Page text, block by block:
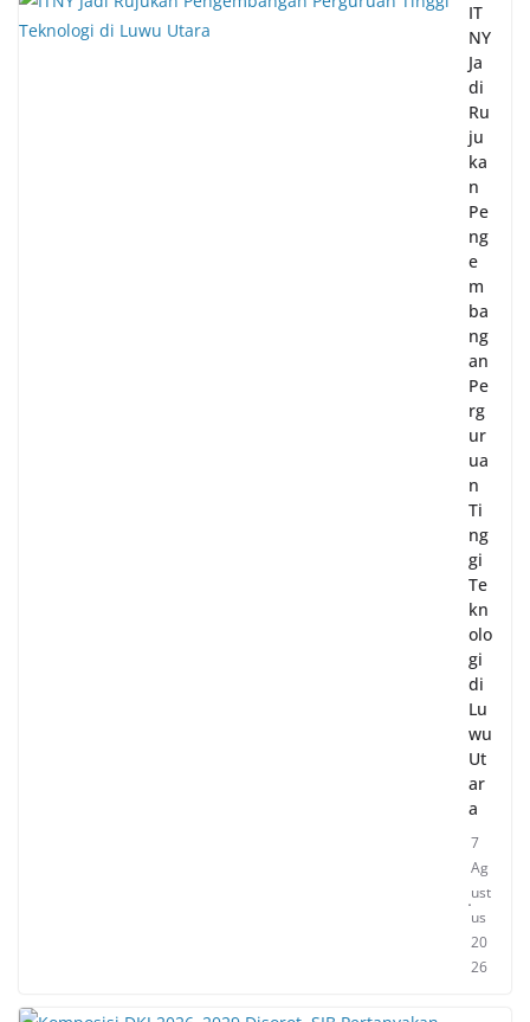
IT
NY
Ja
di
Ru
ju
ka
n
Pe
ng
e
m
ba
ng
an
Pe
rg
ur
ua
n
Ti
ng
gi
Te
kn
olo
gi
di
Lu
wu
Ut
ar
a
7
Ag
ust
us
20
26